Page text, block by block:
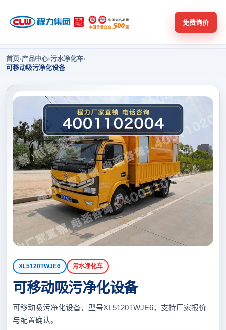
免费询价
首页›产品中心›污水净化车›
可移动吸污净化设备
XL5120TWJE6 污水净化车
可移动吸污净化设备
可移动吸污净化设备，型号XL5120TWJE6，支持厂家报价
与配置确认。